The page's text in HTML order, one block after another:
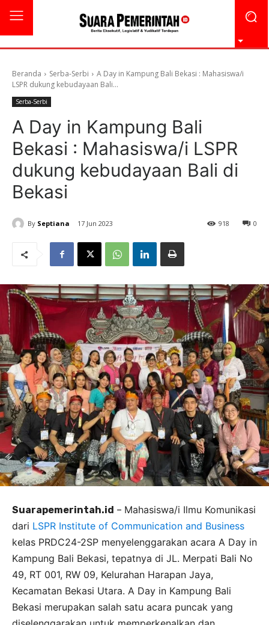
Beranda Serba-Serbi
A Day in Kampung Bali Bekasi : Mahasiswa/i
LSPR dukung kebudayaan Bali...
Serba-Serbi
A Day in Kampung Bali
Bekasi : Mahasiswa/i LSPR
dukung kebudayaan Bali di
Bekasi
By Septiana 17 Jun 2023 0
918
Suarapemerintah.id – Mahasiswa/i Ilmu Komunikasi
dari LSPR Institute of Communication and Business
kelas PRDC24-2SP menyelenggarakan acara A Day in
Kampung Bali Bekasi, tepatnya di JL. Merpati Bali No
49, RT 001, RW 09, Kelurahan Harapan Jaya,
Kecamatan Bekasi Utara. A Day in Kampung Bali
Bekasi merupakan salah satu acara puncak yang